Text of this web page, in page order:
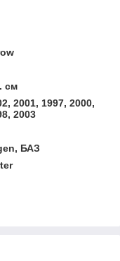
см
2001, 1997, 2000,
2003
БАЗ